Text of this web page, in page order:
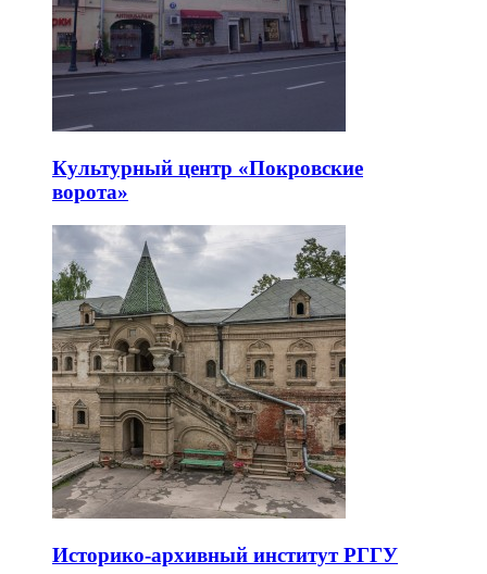
Культурный центр «Покровские
ворота»
Историко-архивный институт РГГУ